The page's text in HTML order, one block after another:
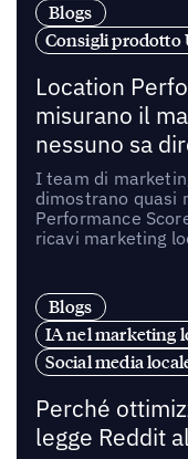
Blogs
Consigli prodotto
Location
misurano il
nessuno sa
I team di
dimostrano quasi
Performance
ricavi marketing
Blogs
IA nel marketing
Social media
Perché
legge Reddit